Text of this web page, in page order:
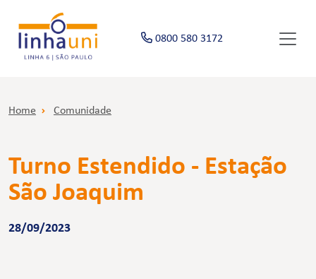
0800 580 3172
Home Comunidade
Turno Estendido - Estação
São Joaquim
28/09/2023